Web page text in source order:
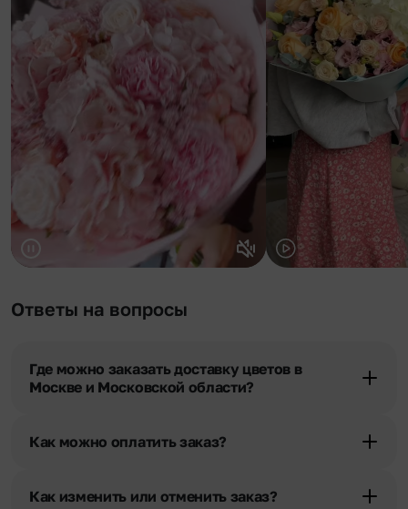
Ответы на вопросы
Где можно заказать доставку цветов в
Москве и Московской области?
Как можно оплатить заказ?
Наличными.
Как изменить или отменить заказ?